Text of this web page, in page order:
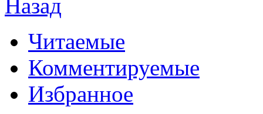
Назад
Читаемые
Комментируемые
Избранное